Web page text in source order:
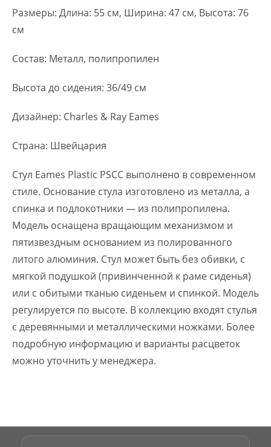
Размеры: Длина: 55 см, Ширина: 47 см, Высота: 76
см
Состав: Металл, полипропилен
Высота до сидения: 36/49 см
Дизайнер: Charles & Ray Eames
Страна: Швейцария
Стул Eames Plastic PSCC выполнено в современном
стиле. Основание стула изготовлено из металла, а
спинка и подлокотники — из полипропилена.
Модель оснащена вращающим механизмом и
пятизвездным основанием из полированного
литого алюминия. Стул может быть без обивки, с
мягкой подушкой (привинченной к раме сиденья)
или с обитыми тканью сиденьем и спинкой. Модель
регулируется по высоте. В коллекцию входят стулья
с деревянными и металлическими ножками. Более
подробную информацию и варианты расцветок
можно уточнить у менеджера.